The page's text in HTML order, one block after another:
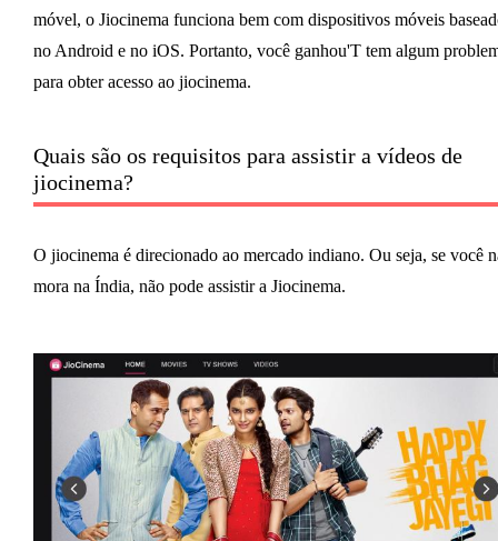
móvel, o Jiocinema funciona bem com dispositivos móveis
no Android e no iOS. Portanto, você ganhou'T tem algum
para obter acesso ao jiocinema.
Quais são os requisitos para assistir a vídeos de
jiocinema?
O jiocinema é direcionado ao mercado indiano. Ou seja, se você
mora na Índia, não pode assistir a Jiocinema.